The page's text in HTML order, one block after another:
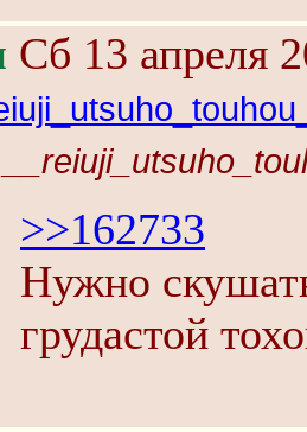
Сб 13 апреля
>>162733
Нужно
грудастой